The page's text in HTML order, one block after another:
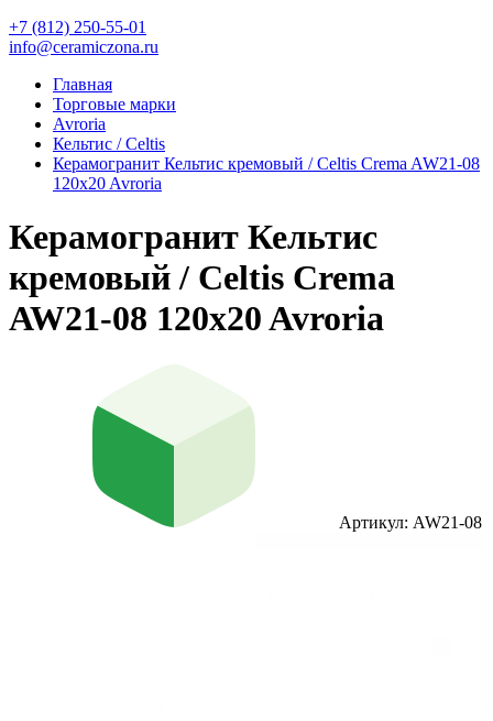
+7 (812) 250-55-01
info@ceramiczona.ru
Главная
Торговые марки
Avroria
Кельтис / Celtis
Керамогранит Кельтис кремовый / Celtis Crema AW21-08
120x20 Avroria
Керамогранит Кельтис
кремовый / Celtis Crema
AW21-08 120x20 Avroria
Артикул: AW21-08